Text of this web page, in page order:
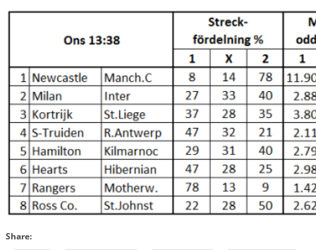
Share: